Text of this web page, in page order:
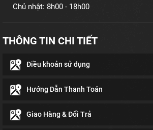
Rượu Passport Scotch
Rượu Passport không chỉ được giới
Nhiều người cho rằng chúng khá trẻ
Chủ nhật: 8h00 - 18h00
THÔNG TIN CHI TIẾT
Điều khoản sử dụng
Hướng Dẫn Thanh Toán
Giao Hàng & Đổi Trả